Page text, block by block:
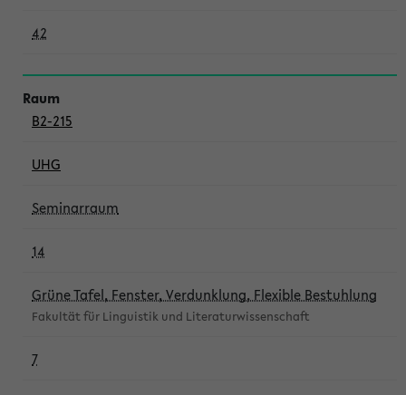
42
B2-215
UHG
Seminarraum
14
Grüne Tafel, Fenster, Verdunklung, Flexible Bestuhlung
Fakultät für Linguistik und Literaturwissenschaft
7